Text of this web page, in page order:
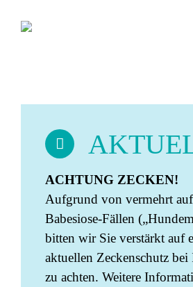
Inhalt
ACHTUNG ZECKEN!
Aufgrund von vermehrt
Babesiose-Fällen
bitten wir Sie verstärkt auf
aktuellen Zeckenschutz
zu achten. Weitere